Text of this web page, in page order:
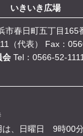
いきいき広場
春日町五丁目165
（代表）
Fax：
会 Tel：0566-52-
は、日曜日 9時00